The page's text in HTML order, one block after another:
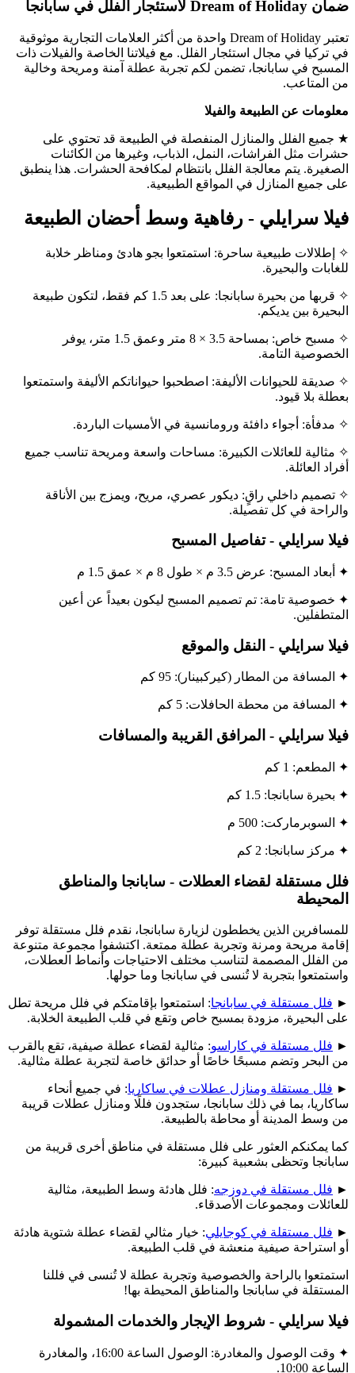
ضمان Dream of Holiday لاستئجار الفلل في سابانجا
تعتبر Dream of Holiday واحدة من أكثر العلامات التجارية موثوقية
في تركيا في مجال استئجار الفلل. مع فيلاتنا الخاصة والفيلات ذات
المسبح في سابانجا، تضمن لكم تجربة عطلة آمنة ومريحة وخالية
من المتاعب.
معلومات عن الطبيعة والفيلا
★ جميع الفلل والمنازل المنفصلة في الطبيعة قد تحتوي على
حشرات مثل الفراشات، النمل، الذباب، وغيرها من الكائنات
الصغيرة. يتم معالجة الفلل بانتظام لمكافحة الحشرات. هذا ينطبق
على جميع المنازل في المواقع الطبيعية.
فيلا سرايلي - رفاهية وسط أحضان الطبيعة
✧ إطلالات طبيعية ساحرة: استمتعوا بجو هادئ ومناظر خلابة
للغابات والبحيرة.
✧ قربها من بحيرة سابانجا: على بعد 1.5 كم فقط، لتكون طبيعة
البحيرة بين يديكم.
✧ مسبح خاص: بمساحة 3.5 × 8 متر وعمق 1.5 متر، يوفر
الخصوصية التامة.
✧ صديقة للحيوانات الأليفة: اصطحبوا حيواناتكم الأليفة واستمتعوا
بعطلة بلا قيود.
✧ مدفأة: أجواء دافئة ورومانسية في الأمسيات الباردة.
✧ مثالية للعائلات الكبيرة: مساحات واسعة ومريحة تناسب جميع
أفراد العائلة.
✧ تصميم داخلي راقٍ: ديكور عصري، مريح، ويمزج بين الأناقة
والراحة في كل تفصيلة.
فيلا سرايلي - تفاصيل المسبح
✦ أبعاد المسبح: عرض 3.5 م × طول 8 م × عمق 1.5 م
✦ خصوصية تامة: تم تصميم المسبح ليكون بعيداً عن أعين
المتطفلين.
فيلا سرايلي - النقل والموقع
✦ المسافة من المطار (كيركبينار): 95 كم
✦ المسافة من محطة الحافلات: 5 كم
فيلا سرايلي - المرافق القريبة والمسافات
✦ المطعم: 1 كم
✦ بحيرة سابانجا: 1.5 كم
✦ السوبرماركت: 500 م
✦ مركز سابانجا: 2 كم
فلل مستقلة لقضاء العطلات - سابانجا والمناطق
المحيطة
للمسافرين الذين يخططون لزيارة سابانجا، نقدم فلل مستقلة توفر
إقامة مريحة ومرنة وتجربة عطلة ممتعة. اكتشفوا مجموعة متنوعة
من الفلل المصممة لتناسب مختلف الاحتياجات وأنماط العطلات،
واستمتعوا بتجربة لا تُنسى في سابانجا وما حولها.
► فلل مستقلة في سابانجا: استمتعوا بإقامتكم في فلل مريحة تطل
على البحيرة، مزودة بمسبح خاص وتقع في قلب الطبيعة الخلابة.
► فلل مستقلة في كاراسو: مثالية لقضاء عطلة صيفية، تقع بالقرب
من البحر وتضم مسبحًا خاصًا أو حدائق خاصة لتجربة عطلة مثالية.
► فلل مستقلة ومنازل عطلات في ساكاريا: في جميع أنحاء
ساكاريا، بما في ذلك سابانجا، ستجدون فللًا ومنازل عطلات قريبة
من وسط المدينة أو محاطة بالطبيعة.
كما يمكنكم العثور على فلل مستقلة في مناطق أخرى قريبة من
سابانجا وتحظى بشعبية كبيرة:
► فلل مستقلة في دوزجه: فلل هادئة وسط الطبيعة، مثالية
للعائلات ومجموعات الأصدقاء.
► فلل مستقلة في كوجايلي: خيار مثالي لقضاء عطلة شتوية هادئة
أو استراحة صيفية منعشة في قلب الطبيعة.
استمتعوا بالراحة والخصوصية وتجربة عطلة لا تُنسى في فللنا
المستقلة في سابانجا والمناطق المحيطة بها!
فيلا سرايلي - شروط الإيجار والخدمات المشمولة
✦ وقت الوصول والمغادرة: الوصول الساعة 16:00، والمغادرة
الساعة 10:00.